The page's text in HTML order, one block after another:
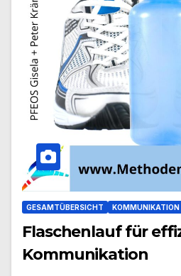
GESAMTÜBERSICHT KOMMUNIKATION
Flaschenlauf für
Kommunikation